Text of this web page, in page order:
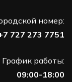
номер:
727 273 7751
График работы:
09:00-18:00